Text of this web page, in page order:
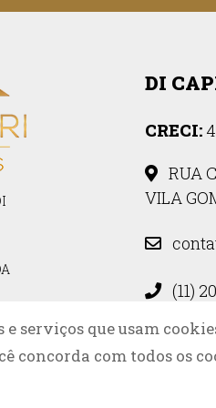
serviços que usam
concorda com todos os
00
DI
CRECI:
RUA
VILA
(11)